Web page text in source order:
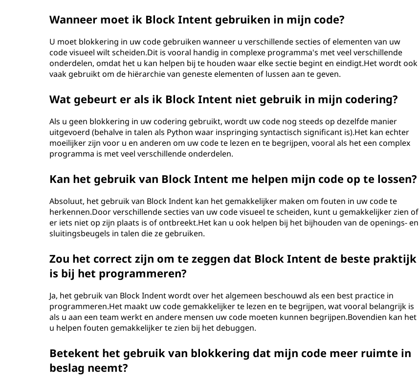
Wanneer moet ik Block Intent gebruiken in mijn code?
U moet blokkering in uw code gebruiken wanneer u verschillende secties of elementen van uw
code visueel wilt scheiden.Dit is vooral handig in complexe programma's met veel verschillende
onderdelen, omdat het u kan helpen bij te houden waar elke sectie begint en eindigt.Het wordt ook
vaak gebruikt om de hiërarchie van geneste elementen of lussen aan te geven.
Wat gebeurt er als ik Block Intent niet gebruik in mijn codering?
Als u geen blokkering in uw codering gebruikt, wordt uw code nog steeds op dezelfde manier
uitgevoerd (behalve in talen als Python waar inspringing syntactisch significant is).Het kan echter
moeilijker zijn voor u en anderen om uw code te lezen en te begrijpen, vooral als het een complex
programma is met veel verschillende onderdelen.
Kan het gebruik van Block Intent me helpen mijn code op te lossen?
Absoluut, het gebruik van Block Indent kan het gemakkelijker maken om fouten in uw code te
herkennen.Door verschillende secties van uw code visueel te scheiden, kunt u gemakkelijker zien of
er iets niet op zijn plaats is of ontbreekt.Het kan u ook helpen bij het bijhouden van de openings- en
sluitingsbeugels in talen die ze gebruiken.
Zou het correct zijn om te zeggen dat Block Intent de beste praktijk
is bij het programmeren?
Ja, het gebruik van Block Indent wordt over het algemeen beschouwd als een best practice in
programmeren.Het maakt uw code gemakkelijker te lezen en te begrijpen, wat vooral belangrijk is
als u aan een team werkt en andere mensen uw code moeten kunnen begrijpen.Bovendien kan het
u helpen fouten gemakkelijker te zien bij het debuggen.
Betekent het gebruik van blokkering dat mijn code meer ruimte in
beslag neemt?